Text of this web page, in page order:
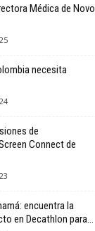
Médica de Novo
necesita
de
Connect de
encuentra la
en Decathlon para...